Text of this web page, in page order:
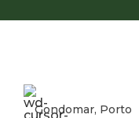
Gondomar, Porto